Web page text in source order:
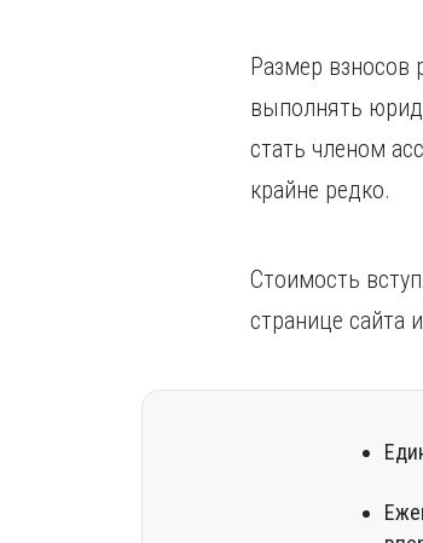
Размер взносов
выполнять
стать членом
крайне редко.
Стоимость
странице сайта